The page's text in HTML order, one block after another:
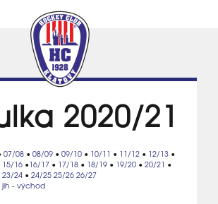
2020/21
07/08 • 08/09 • 09/10 • 10/11 • 11/12 • 12/13 •
15/16 •16/17 • 17/18 • 18/19 • 19/20 • 20/21 •
23/24 • 24/25 25/26 26/27
jih - východ